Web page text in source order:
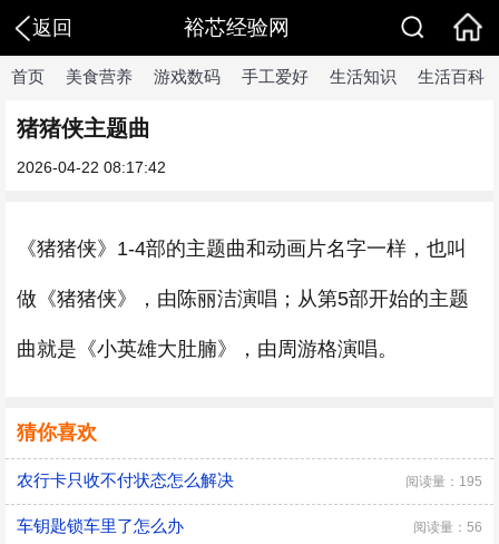
返回 裕芯经验网
首页 美食营养 游戏数码 手工爱好 生活知识 生活百科
猪猪侠主题曲
2026-04-22 08:17:42
《猪猪侠》1-4部的主题曲和动画片名字一样，也叫
做《猪猪侠》，由陈丽洁演唱；从第5部开始的主题
曲就是《小英雄大肚腩》，由周游格演唱。
猜你喜欢
农行卡只收不付状态怎么解决 阅读量：195
车钥匙锁车里了怎么办 阅读量：56